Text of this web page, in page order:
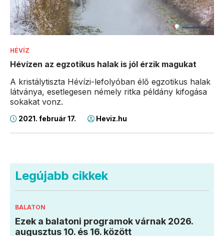
HÉVÍZ
Hévízen az egzotikus halak is jól érzik magukat
A kristálytiszta Hévízi-lefolyóban élő egzotikus halak
látványa, esetlegesen némely ritka példány kifogása
sokakat vonz.
2021. február 17. Heviz.hu
Legújabb cikkek
BALATON
Ezek a balatoni programok várnak 2026.
augusztus 10. és 16. között